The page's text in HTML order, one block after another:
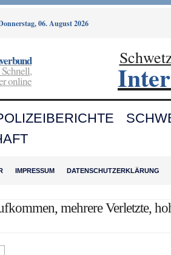
06. August 2026
online
IMPRESSUM DATENSCHUTZERKLÄRUNG
mehrere Verletzte,